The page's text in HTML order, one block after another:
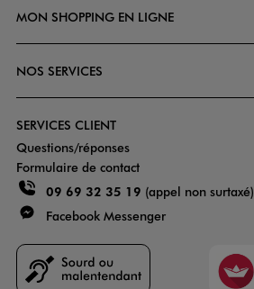
MON SHOPPING EN LIGNE
NOS SERVICES
SERVICES CLIENT
Questions/réponses
Formulaire de contact
09 69 32 35 19 (appel non surtaxé)
Facebook Messenger
Faciliti